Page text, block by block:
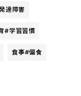
達障害
#学習習慣
食事#偏食